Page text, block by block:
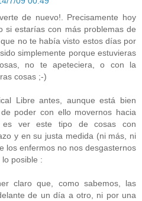
de nuevo!. Precisamente hoy
si estarías con más problemas de
no te había visto estos días por
simplemente porque estuvieras
no te apeteciera, o con la
cosas ;-)
Libre antes, aunque está bien
poder con ello movernos hacia
es ver este tipo de cosas con
y en su justa medida (ni más, ni
los enfermos no nos desgasternos
posible :
claro que, como sabemos, las
de un día a otro, ni por una